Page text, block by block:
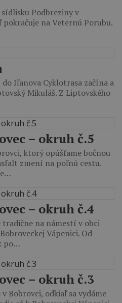
Podbreziny v
na Veternú Porubu.
Iľanova Cyklotrasa začína a
Mikuláš. Z Liptovského
– okruh č.5
ktorý opúšťame bočnou
zmení na poľnú cestu.
– okruh č.4
na námestí v obci
Vápenici. Od
po…
– okruh č.3
Bobrovci, odkiaľ sa vydáme